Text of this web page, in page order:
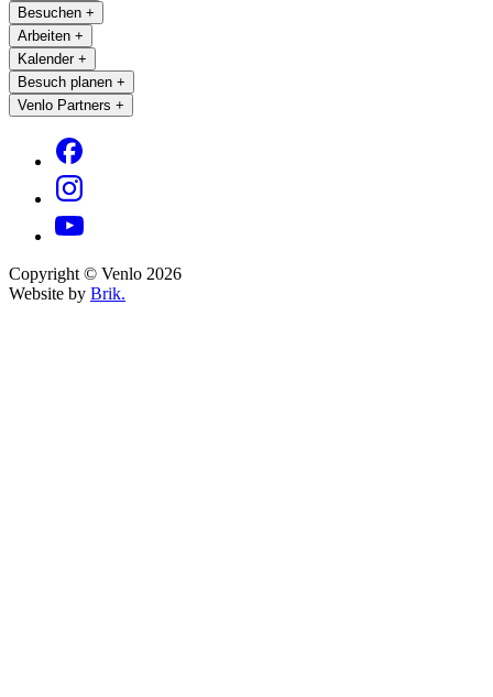
Besuchen +
Arbeiten +
Kalender +
Besuch planen +
Venlo Partners +
Copyright © Venlo 2026
Website by Brik.